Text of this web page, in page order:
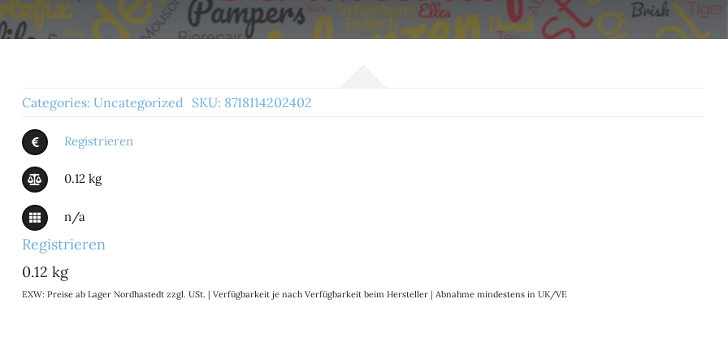
Categories:Uncategorized SKU: 8718114202402
Registrieren
0.12 kg
n/a
Registrieren
0.12 kg
EXW: Preise ab Lager Nordhastedt zzgl. USt. | Verfügbarkeit je nach Verfügbarkeit beim Hersteller | Abnahme mindestens in UK/VE